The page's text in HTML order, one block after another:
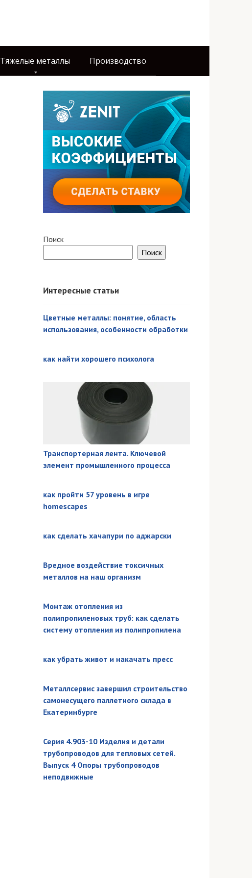
Тяжелые металлы Производство
Поиск
Поиск
Интересные статьи
Цветные металлы: понятие, область
использования, особенности обработки
как найти хорошего психолога
Транспортерная лента. Ключевой
элемент промышленного процесса
как пройти 57 уровень в игре
homescapes
как сделать хачапури по аджарски
Вредное воздействие токсичных
металлов на наш организм
Монтаж отопления из
полипропиленовых труб: как сделать
систему отопления из полипропилена
как убрать живот и накачать пресс
Металлсервис завершил строительство
самонесущего паллетного склада в
Екатеринбурге
Серия 4.903-10 Изделия и детали
трубопроводов для тепловых сетей.
Выпуск 4 Опоры трубопроводов
неподвижные